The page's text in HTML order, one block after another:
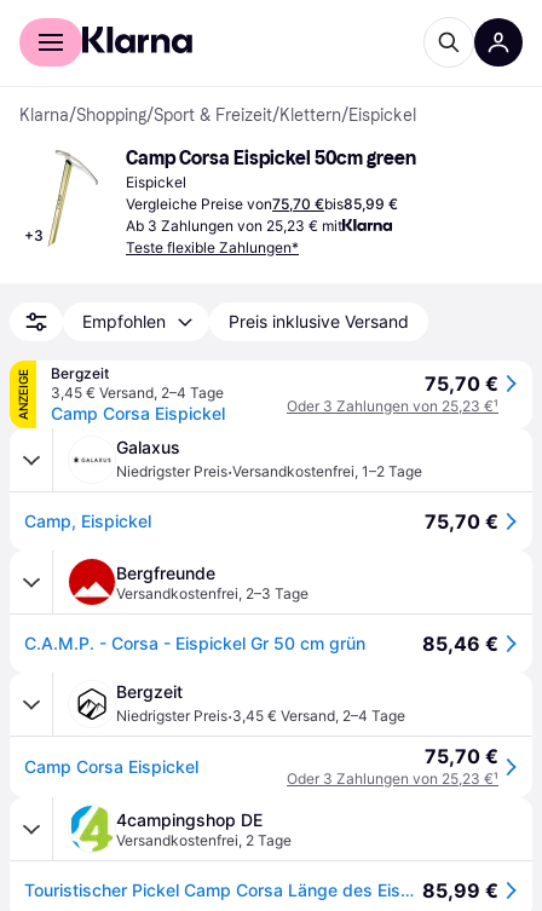
Für Shopper
Klarna/Shopping/Sport & Freizeit/Klettern/Eispickel
+3
Camp Corsa Eispickel 50cm green
Eispickel
Vergleiche Preise von75,70 €bis85,99 €
Ab 3 Zahlungen von 25,23 € mit
Teste flexible Zahlungen*
Empfohlen Preis inklusive Versand
ANZEIGE
Bergzeit
3,45 € Versand, 2–4 Tage
Camp Corsa Eispickel
75,70 €
Oder 3 Zahlungen von 25,23 €¹
Galaxus
Niedrigster Preis·Versandkostenfrei, 1–2 Tage
Camp, Eispickel 75,70 €
Bergfreunde
Versandkostenfrei, 2–3 Tage
C.A.M.P. - Corsa - Eispickel Gr 50 cm grün 85,46 €
Bergzeit
Niedrigster Preis·3,45 € Versand, 2–4 Tage
Camp Corsa Eispickel 75,70 €
Oder 3 Zahlungen von 25,23 €¹
4campingshop DE
Versandkostenfrei, 2 Tage
Touristischer Pickel Camp Corsa Länge des Eispickels: 50 cm / grün 85,99 €